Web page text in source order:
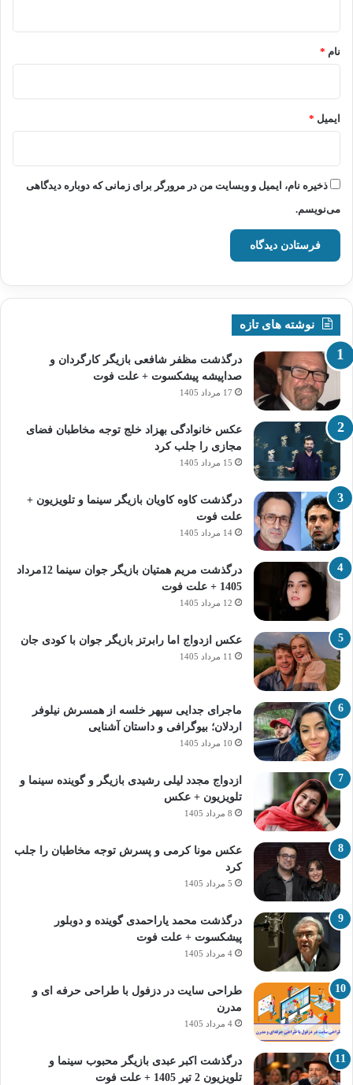
نام *
ایمیل *
ذخیره نام، ایمیل و وبسایت من در مرورگر برای زمانی که دوباره دیدگاهی
می‌نویسم.
نوشته های تازه
درگذشت مظفر شافعی بازیگر کارگردان و
صداپیشه پیشکسوت + علت فوت
17 مرداد 1405
عکس خانوادگی بهزاد خلج توجه مخاطبان فضای
مجازی را جلب کرد
15 مرداد 1405
درگذشت کاوه کاویان بازیگر سینما و تلویزیون +
علت فوت
14 مرداد 1405
درگذشت مریم همتیان بازیگر جوان سینما 12مرداد
1405 + علت فوت
12 مرداد 1405
عکس ازدواج اما رابرتز بازیگر جوان با کودی جان
11 مرداد 1405
ماجرای جدایی سپهر خلسه از همسرش نیلوفر
اردلان؛ بیوگرافی و داستان آشنایی
10 مرداد 1405
ازدواج مجدد لیلی رشیدی بازیگر و گوینده سینما و
تلویزیون + عکس
8 مرداد 1405
عکس مونا کرمی و پسرش توجه مخاطبان را جلب
کرد
5 مرداد 1405
درگذشت محمد یاراحمدی گوینده و دوبلور
پیشکسوت + علت فوت
4 مرداد 1405
طراحی سایت در دزفول با طراحی حرفه‌ ای و
مدرن
4 مرداد 1405
درگذشت اکبر عبدی بازیگر محبوب سینما و
تلویزیون 2 تیر 1405 + علت فوت